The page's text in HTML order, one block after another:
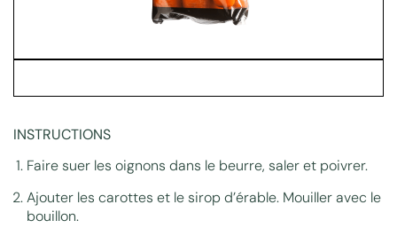
INSTRUCTIONS
Faire suer les oignons dans le beurre, saler et poivrer.
Ajouter les carottes et le sirop d’érable. Mouiller avec le
bouillon.